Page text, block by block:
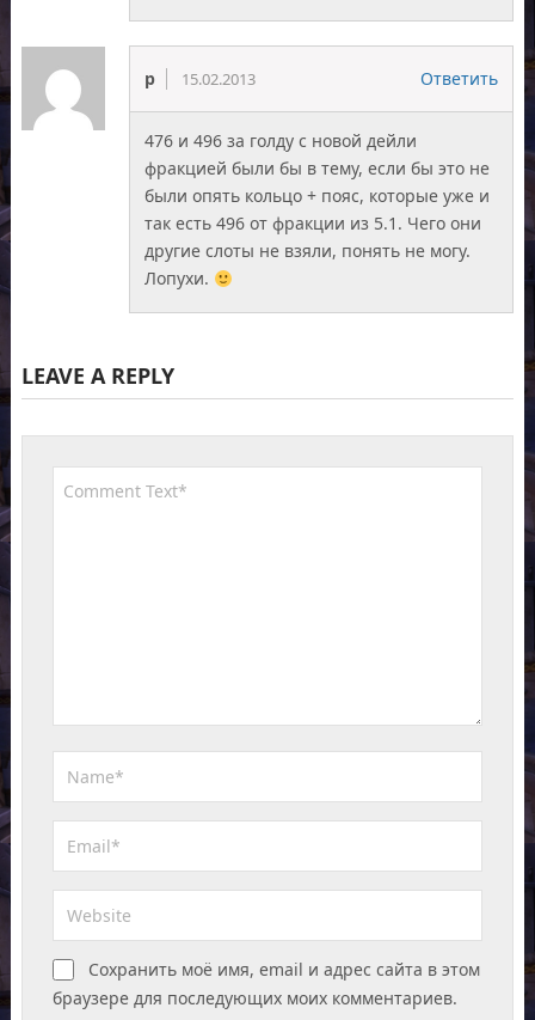
p 15.02.2013 Ответить
476 и 496 за голду с новой дейли
фракцией были бы в тему, если бы это не
были опять кольцо + пояс, которые уже и
так есть 496 от фракции из 5.1. Чего они
другие слоты не взяли, понять не могу.
Лопухи.
LEAVE A REPLY
Сохранить моё имя, email и адрес сайта в этом
браузере для последующих моих комментариев.